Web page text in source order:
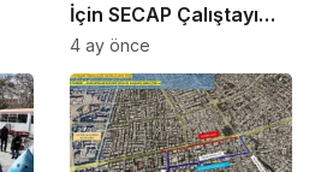
İçin SECAP Çalıştayı
Düzenlendi
4 ay önce